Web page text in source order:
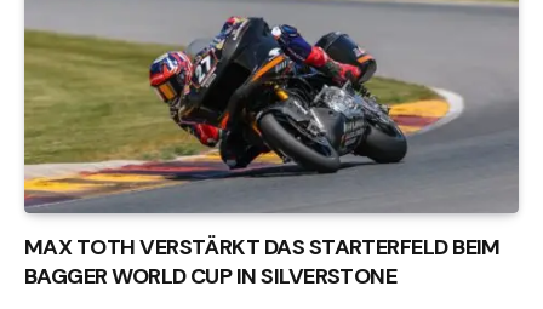
MAX TOTH VERSTÄRKT DAS STARTERFELD BEIM
BAGGER WORLD CUP IN SILVERSTONE